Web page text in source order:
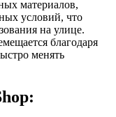
материалов,
условий, что
на улице.
благодаря
менять